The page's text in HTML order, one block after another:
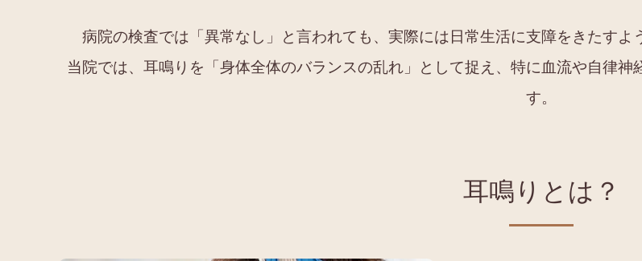
病院の検査では「異常なし」と言われても、実際には日常生活に支障をきたすよ
当院では、耳鳴りを「身体全体のバランスの乱れ」として捉え、特に血流や自律
す。
耳鳴りとは？